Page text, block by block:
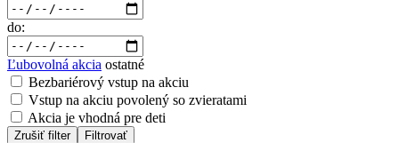
do:
Ľubovolná akcia ostatné
Bezbariérový vstup na akciu
Vstup na akciu povolený so zvieratami
Akcia je vhodná pre deti
Zrušiť filter Filtrovať